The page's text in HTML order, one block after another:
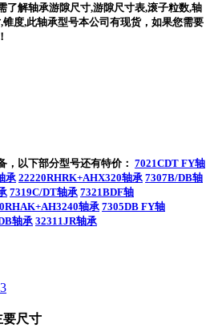
了解轴承游隙尺寸,游隙尺寸表,滚子粒数,轴
锥度,此轴承型号本公司有现货，如果您需要
，以下部分型号还有特价： 7021CDT FY轴
承 22220RHRK+AHX320轴承 7307B/DB轴
7319C/DT轴承 7321BDF轴
轴承 7305DB FY轴
轴承 32311JR轴承
要尺寸